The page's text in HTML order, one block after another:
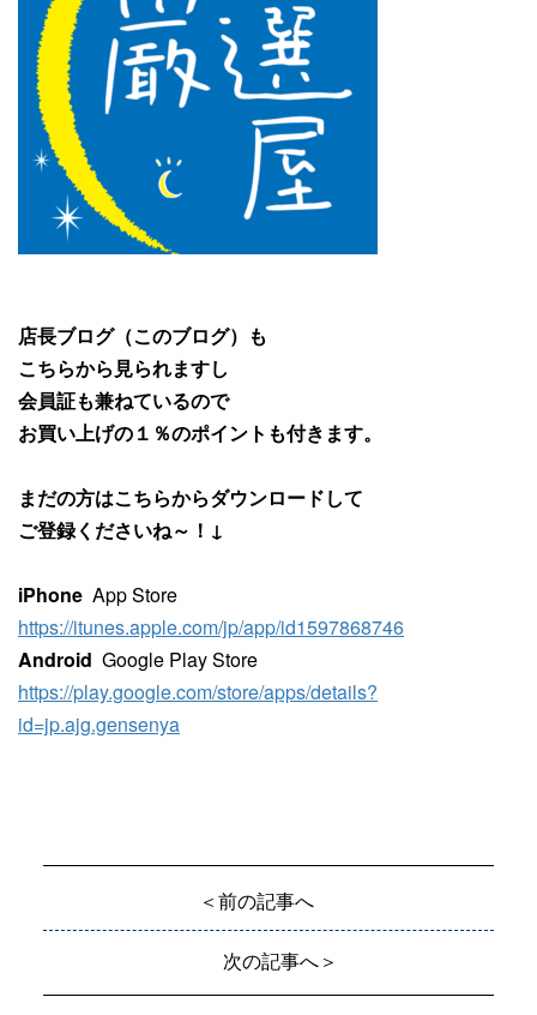
店長ブログ（このブログ）も
こちらから見られますし
会員証も兼ねているので
お買い上げの１％のポイントも付きます。
まだの方はこちらからダウンロードして
ご登録くださいね～！↓
iPhone App Store
https://itunes.apple.com/jp/app/id1597868746
Android Google Play Store
https://play.google.com/store/apps/details?
id=jp.ajg.gensenya
＜前の記事へ
次の記事へ＞